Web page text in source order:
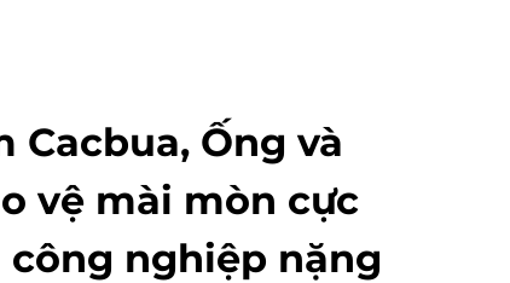
Cacbua, Ống và
vệ mài mòn cực
nghiệp nặng